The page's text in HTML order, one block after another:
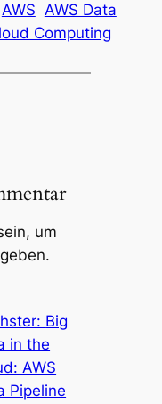
AWS AWS Data
Computing
um
Big
in the
AWS
Pipeline